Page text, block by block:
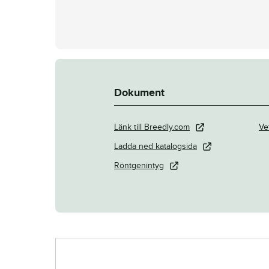
Dokument
Länk till Breedly.com
Ladda ned katalogsida
Röntgenintyg